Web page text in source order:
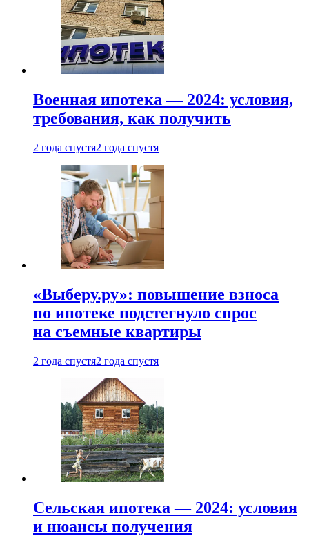
Военная ипотека — 2024: условия,
требования, как получить
2 года спустя2 года спустя
«Выберу.ру»: повышение взноса
по ипотеке подстегнуло спрос
на съемные квартиры
2 года спустя2 года спустя
Сельская ипотека — 2024: условия
и нюансы получения